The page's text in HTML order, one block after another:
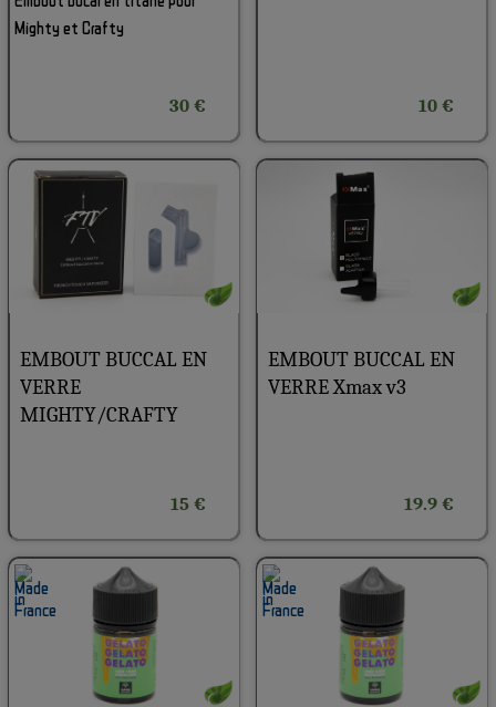
Mighty et Crafty
30 € 10 €
EMBOUT BUCCAL EN
VERRE
MIGHTY/CRAFTY
15 €
EMBOUT BUCCAL EN
VERRE Xmax v3
19.9 €